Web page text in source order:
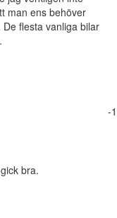
man ens behöver
flesta vanliga bilar
-1
bra.